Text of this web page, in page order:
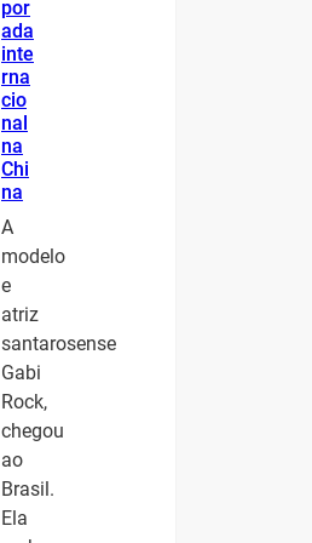
por
ada
inte
rna
cio
nal
na
Chi
na
A
modelo
e
atriz
santarosense
Gabi
Rock,
chegou
ao
Brasil.
Ela